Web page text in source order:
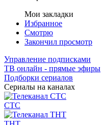
Мои закладки
Избранное
Смотрю
Закончил просмотр
Управление подписками
ТВ онлайн - прямые эфиры
Подборки сериалов
Сериалы на каналах
СТС